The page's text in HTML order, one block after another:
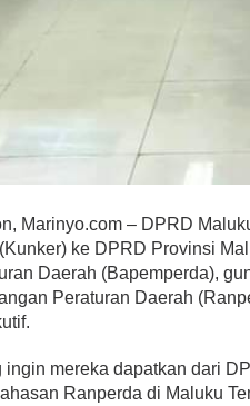
Marinyo.com – DPRD
ke DPRD Provinsi
Daerah (Bapemperda),
Peraturan Daerah
ingin mereka dapatkan dari
Ranperda di Maluku